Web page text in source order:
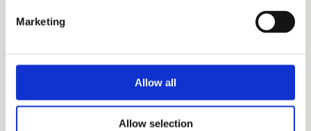
Marketing
Allow all
Allow selection
Digital et Satel apportent aujourd'hui au marché
français une offre innovante, capable de favoriser
l'entreprise, d'améliorer la performance, la
génération de valeur et l'expérience client (CX)
offerte aux clients finaux.